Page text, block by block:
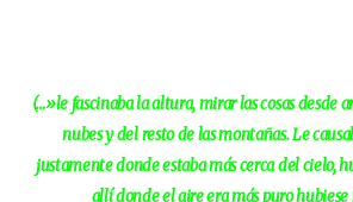
(…»le fascinaba la altura, mirar las cosas desde
nubes y del resto de las montañas. Le
justamente donde estaba más cerca del cielo,
allí donde el aire era más puro